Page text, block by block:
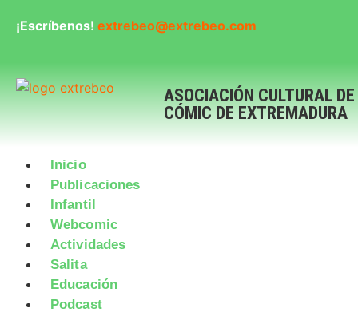
¡Escríbenos! extrebeo@extrebeo.com
ASOCIACIÓN CULTURAL
CÓMIC DE EXTREMADURA
Inicio
Publicaciones
Infantil
Webcomic
Actividades
Salita
Educación
Podcast